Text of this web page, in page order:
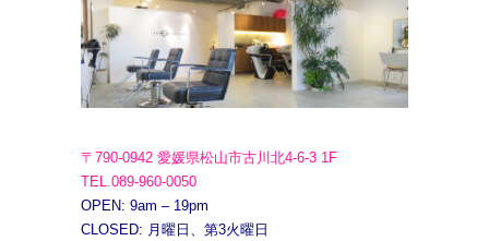
〒790-0942 愛媛県松山市古川北4-6-3 1F
TEL.089-960-0050
OPEN: 9am – 19pm
CLOSED: 月曜日、第3火曜日